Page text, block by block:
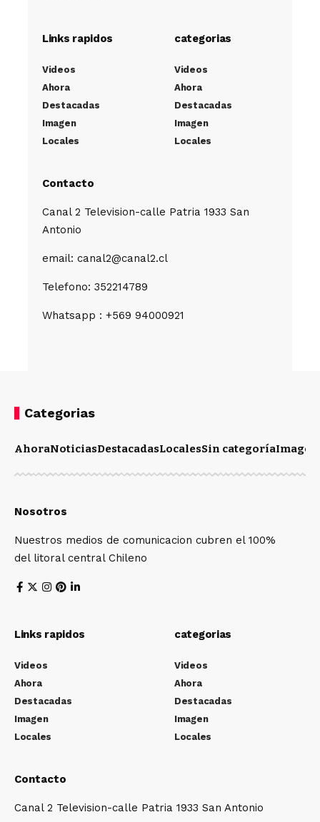
Links rapidos
Videos
Ahora
Destacadas
Imagen
Locales
categorias
Videos
Ahora
Destacadas
Imagen
Locales
Contacto
Canal 2 Television-calle Patria 1933 San
Antonio
email: canal2@canal2.cl
Telefono: 352214789
Whatsapp : +569 94000921
Categorias
AhoraNoticiasDestacadasLocalesSin categoríaImagen
Nosotros
Nuestros medios de comunicacion cubren el 100%
del litoral central Chileno
Links rapidos
Videos
Ahora
Destacadas
Imagen
Locales
categorias
Videos
Ahora
Destacadas
Imagen
Locales
Contacto
Canal 2 Television-calle Patria 1933 San Antonio